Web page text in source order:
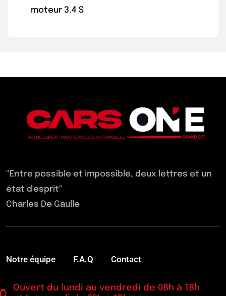
moteur 3.4 S
"Entre possible et impossible, deux lettres et un
état d'esprit"
Charles De Gaulle
Notre équipe F.A.Q Contact
Ouvert du lundi au vendredi de 08h à 18h